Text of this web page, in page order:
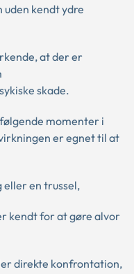
uden kendt ydre
at der er
skade.
momenter i
er egnet til at
eller en trussel,
kendt for at gøre alvor
direkte konfrontation,